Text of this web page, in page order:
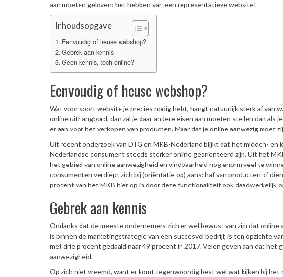
aan moeten geloven: het hebben van een representatieve website!
Inhoudsopgave
Eenvoudig of heuse webshop?
Gebrek aan kennis
Geen kennis, toch online?
Eenvoudig of heuse webshop?
Wat voor soort website je precies nodig hebt, hangt natuurlijk sterk af van
online uithangbord, dan zal je daar andere eisen aan moeten stellen dan als
er aan voor het verkopen van producten. Maar dát je online aanwezig moet
Uit recent onderzoek van DTG en MKB-Nederland blijkt dat het midden-
Nederlandse consument steeds sterker online georiënteerd zijn. Uit het
het gebied van online aanwezigheid en vindbaarheid nog enorm veel te
consumenten verdiept zich bij (oriëntatie op) aanschaf van producten of
procent van het MKB hier op in door deze functionaliteit ook daadwerkelijk
Gebrek aan kennis
Ondanks dat de meeste ondernemers zich er wel bewust van zijn dat
is binnen de marketingstrategie van een succesvol bedrijf, is ten opzichte
met drie procent gedaald naar 49 procent in 2017. Velen geven aan dat het
aanwezigheid.
Op zich niet vreemd, want er komt tegenwoordig best wel wat kijken bij